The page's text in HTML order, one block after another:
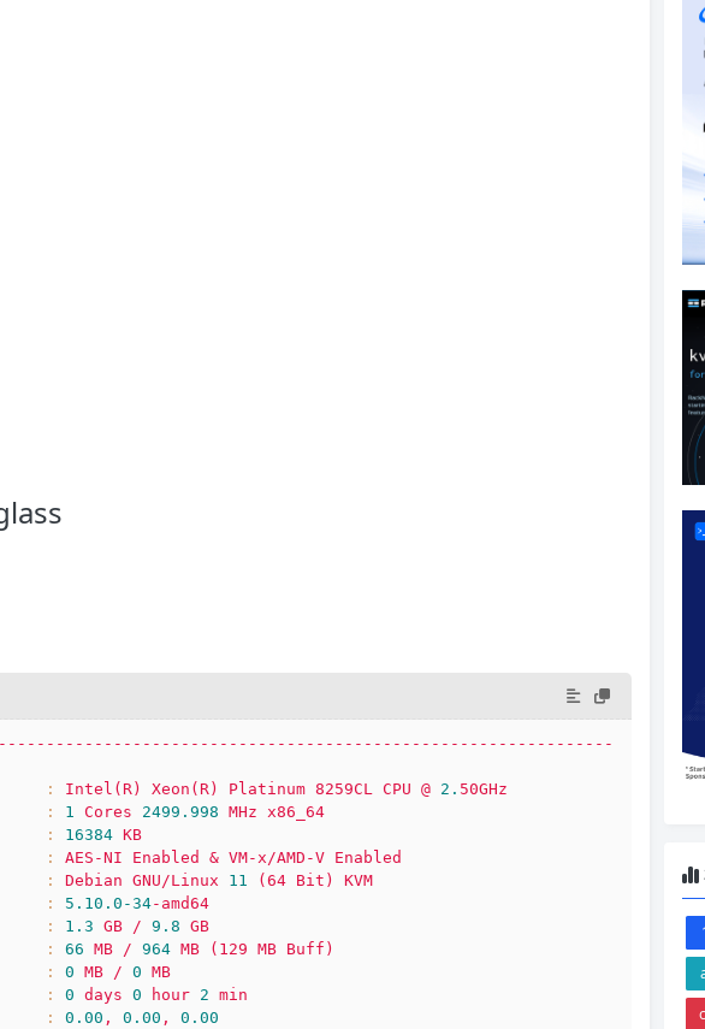
:
Intel(R) Xeon(R) Platinum 8259CL CPU @ 2. 50GHz
:
1 Cores 2499.998 MHz x86_64
:
16384 KB
:
AES-NI Enabled & VM-x/AMD-V Enabled
:
Debian GNU/Linux 11 (64 Bit)
KVM
:
5.10 .0 -34-amd64
:
1.3 GB / 9.8 GB
:
66 MB / 964 MB (129 MB Buff)
:
0 MB / 0 MB
:
0 days 0 hour 2 min
:
0.00 , 0.00 ,
0.00